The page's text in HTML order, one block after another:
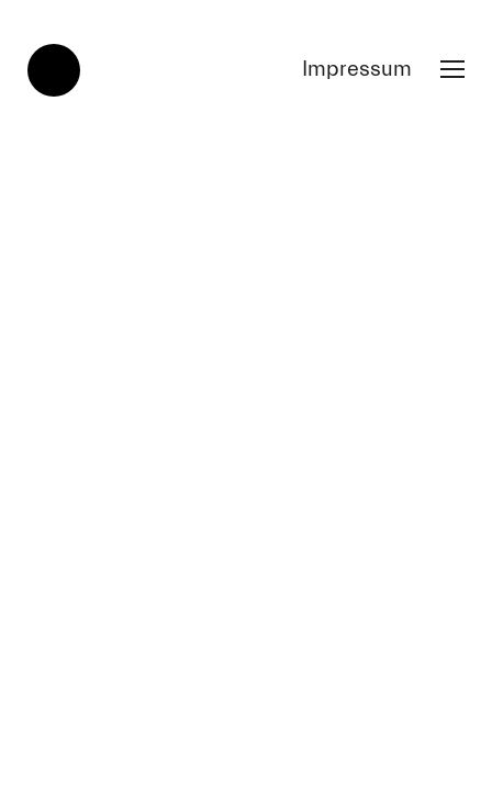
Impressum